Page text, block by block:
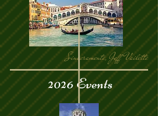
Sinceramente, Jeff Vailette
2026 Events